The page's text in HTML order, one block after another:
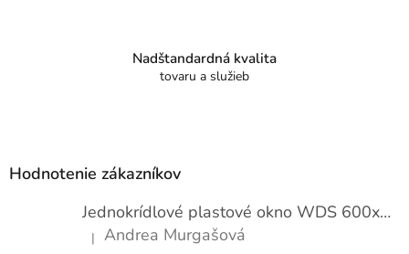
y
v
Nadštandardná kvalita
tovaru a služieb
Hodnotenie zákazníkov
Jednokrídlové plastové okno WDS 600x1000
Hodnotenie produktu je 5 z 5 hviezdičiek.
| Andrea Murgašová